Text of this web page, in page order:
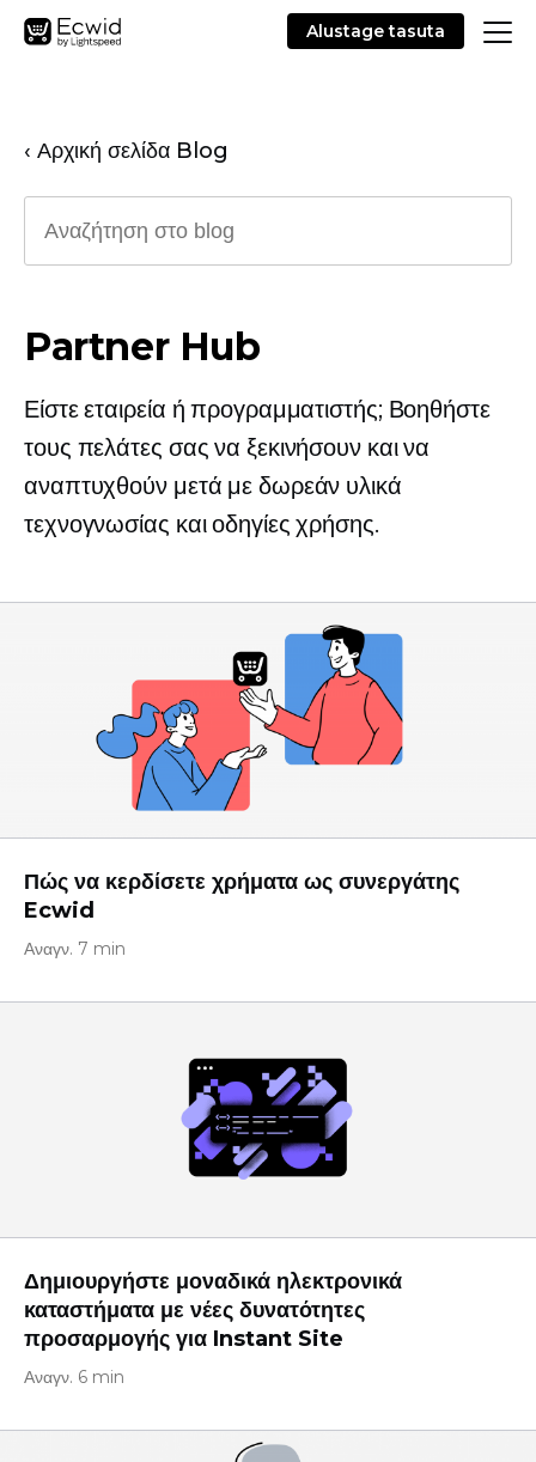
Alustage tasuta
‹ Αρχική σελίδα Blog
Partner Hub
Είστε εταιρεία ή προγραμματιστής; Βοηθήστε
τους πελάτες σας να ξεκινήσουν και να
αναπτυχθούν μετά με δωρεάν υλικά
τεχνογνωσίας και οδηγίες χρήσης.
Πώς να κερδίσετε χρήματα ως συνεργάτης
Ecwid
Αναγν. 7 min
Δημιουργήστε μοναδικά ηλεκτρονικά
καταστήματα με νέες δυνατότητες
προσαρμογής για Instant Site
Αναγν. 6 min